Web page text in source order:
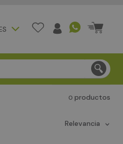
en Bogotá en menos de 3
0productos
relevancia